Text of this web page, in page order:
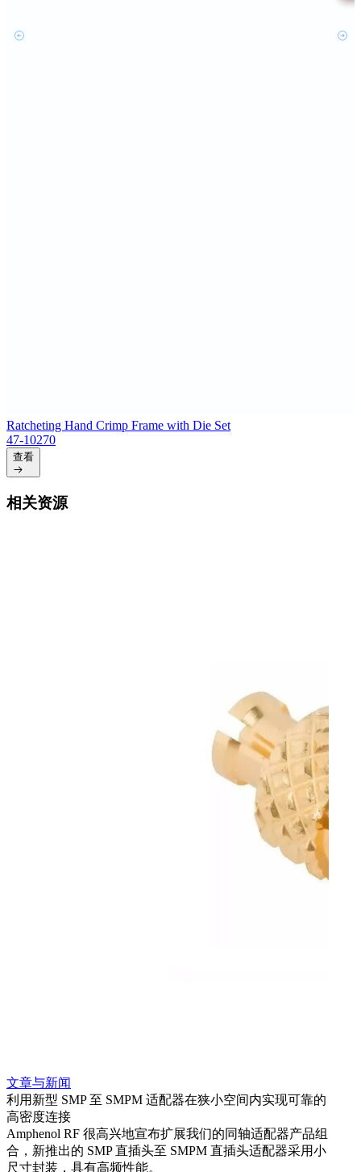
Ratcheting Hand Crimp Frame with Die Set
47-10270
查看
相关资源
文章与新闻
利用新型 SMP 至 SMPM 适配器在狭小空间内实现可靠的
高密度连接
Amphenol RF 很高兴地宣布扩展我们的同轴适配器产品组
合，新推出的 SMP 直插头至 SMPM 直插头适配器采用小
尺寸封装，具有高频性能。